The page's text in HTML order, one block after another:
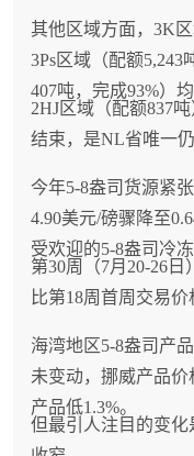
其他区域方面，3K区
3Ps区域（配额5,243
407吨，完成93%）
2HJ区域（配额837
结束，是NL省唯一
今年5-8盎司货源紧
4.90美元/磅骤降至
受欢迎的5-8盎司冷
第30周（7月20-26
比第18周首周交易价
海湾地区5-8盎司产
未变动，挪威产品
产品低1.3%。
但最引人注目的变